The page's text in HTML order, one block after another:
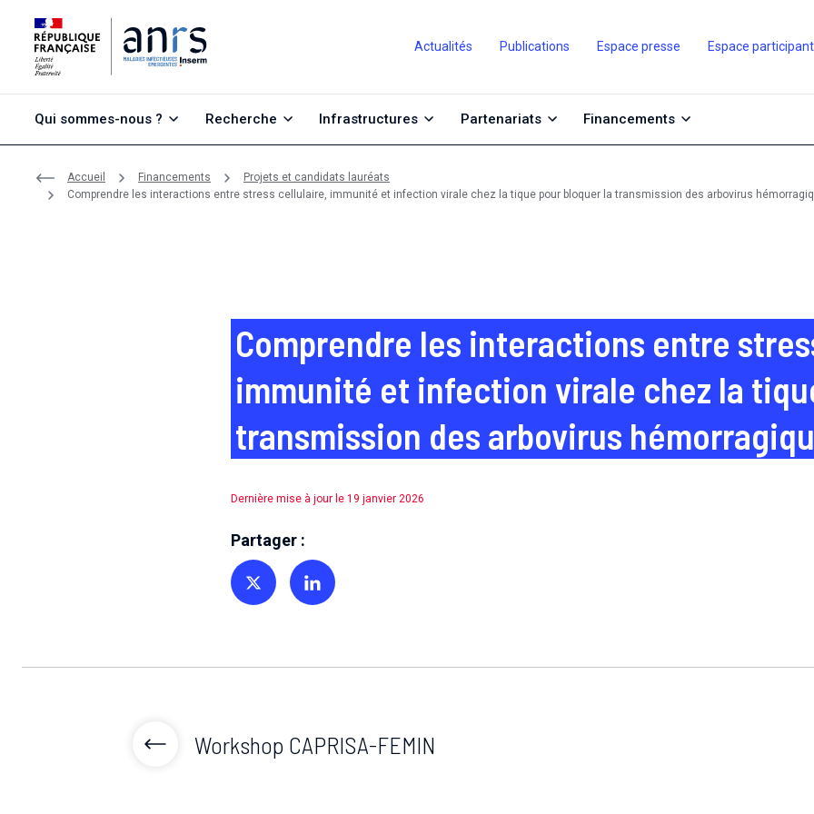
Actualités Publications Espace presse Espace
Qui sommes-nous ? Recherche Infrastructures Partenariats Financements
Accueil Financements
Projets et candidats lauréats
Comprendre les interactions entre stress cellulaire, immunité et infection virale chez la tique pour bloquer la transmission des arbovirus
Comprendre les interactions entre
immunité et infection virale chez la
transmission des arbovirus
Dernière mise à jour le 19 janvier 2026
Partager :
Partager sur TwitterPartager sur Linkedin
Workshop CAPRISA-FEMIN